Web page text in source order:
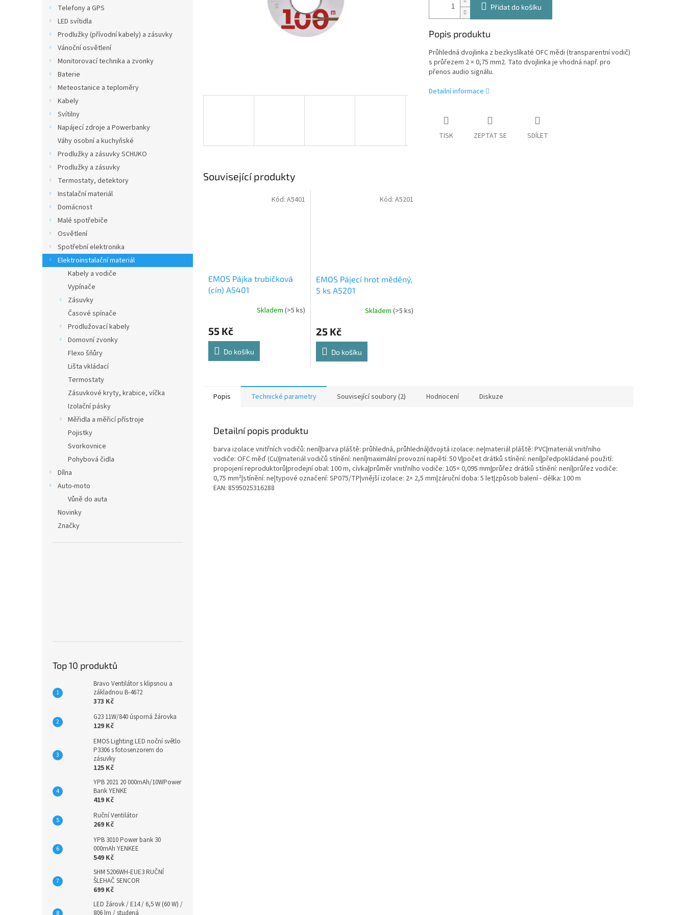
Telefony a GPS
LED svítidla
Prodlužky (přívodní kabely) a zásuvky
Vánoční osvětlení
Monitorovací technika a zvonky
Baterie
Meteostanice a teploměry
Kabely
Svítilny
Napájecí zdroje a Powerbanky
Váhy osobní a kuchyňské
Prodlužky a zásuvky SCHUKO
Prodlužky a zásuvky
Termostaty, detektory
Instalační materiál
Domácnost
Malé spotřebiče
Osvětlení
Spotřební elektronika
Elektroinstalační materiál
Kabely a vodiče
Vypínače
Zásuvky
Časové spínače
Prodlužovací kabely
Domovní zvonky
Flexo šňůry
Lišta vkládací
Termostaty
Zásuvkové kryty, krabice, víčka
Izolační pásky
Měřidla a měřicí přístroje
Pojistky
Svorkovnice
Pohybová čidla
Dílna
Auto-moto
Vůně do auta
Novinky
Značky
Top 10 produktů
Bravo Ventilátor s klipsnou a
základnou B-4672
373 Kč
G23 11W/840 úsporná žárovka
129 Kč
EMOS Lighting LED noční světlo
P3306 s fotosenzorem do
zásuvky
125 Kč
YPB 2021 20 000mAh/10WPower
Bank YENKE
419 Kč
Ruční Ventilátor
269 Kč
YPB 3010 Power bank 30
000mAh YENKEE
549 Kč
SHM 5206WH-EUE3 RUČNÍ
ŠLEHAČ SENCOR
699 Kč
LED žárovk / E14 / 6,5 W (60 W) /
806 lm / studená
Přidat do košíku
Popis produktu
Průhledná dvojlinka z bezkyslíkaté OFC mědi (transparentní vodič)
s průřezem 2 × 0,75 mm2. Tato dvojlinka je vhodná např. pro
přenos audio signálu.
Detailní informace
TISK ZEPTAT SE SDÍLET
Související produkty
EMOS Pájka trubičková
(cín) A5401
Skladem (>5 ks)
55 Kč
Do košíku
Kód: A5401
EMOS Pájecí hrot měděný,
5 ks A5201
Skladem (>5 ks)
25 Kč
Do košíku
Kód: A5201
Popis Technické parametry Související soubory (2) Hodnocení Diskuze
Detailní popis produktu
barva izolace vnitřních vodičů: není|barva pláště: průhledná, průhledná|dvojitá izolace: ne|materiál pláště: PVC|materiál vnitřního
vodiče: OFC měď (Cu)|materiál vodičů stínění: není|maximální provozní napětí: 50 V|počet drátků stínění: není|předpokládané použití:
propojení reproduktorů|prodejní obal: 100 m, cívka|průměr vnitřního vodiče: 105× 0,095 mm|průřez drátků stínění: není|průřez vodiče:
0,75 mm²|stínění: ne|typové označení: SP075/TP|vnější izolace: 2× 2,5 mm|záruční doba: 5 let|způsob balení - délka: 100 m
EAN: 8595025316288